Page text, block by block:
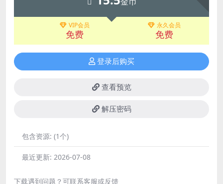
VIP会员
免费
永久会员
免费
登录后购买
查看预览
解压密码
包含资源: (1个)
最近更新: 2026-07-08
下载遇到问题？可联系客服或反馈